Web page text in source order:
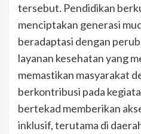
tersebut. Pendidikan
menciptakan generasi
beradaptasi dengan
layanan kesehatan yang
memastikan masyarakat
berkontribusi pada
bertekad memberikan
inklusif, terutama di